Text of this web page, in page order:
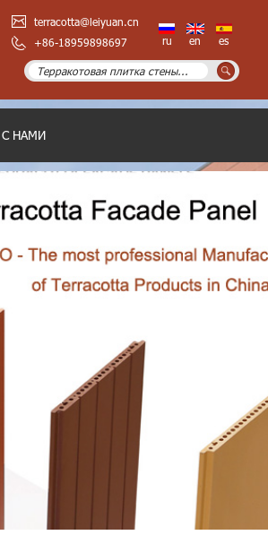
terracotta@leiyuan.cn
+86-18959898697
ru en es
НАМИ